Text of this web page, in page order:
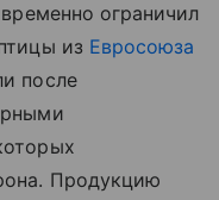
ограничил
из Евросоюза
после
Продукцию